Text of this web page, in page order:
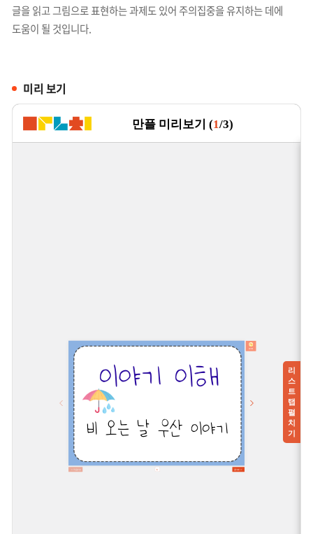
글을 읽고 그림으로 표현하는 과제도 있어 주의집중을 유지하는 데에
도움이 될 것입니다.
미리 보기